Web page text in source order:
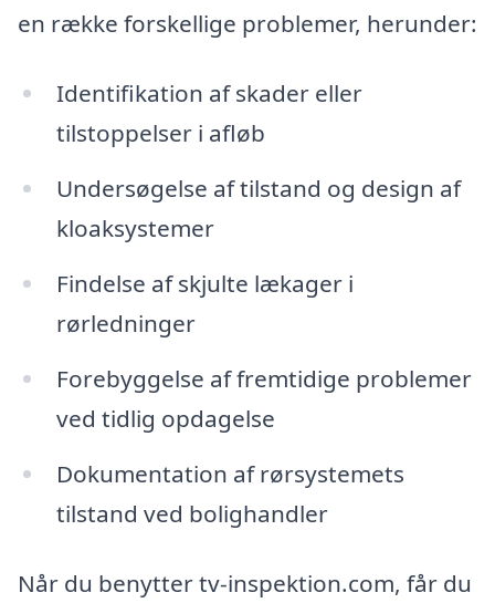
en række forskellige problemer, herunder:
Identifikation af skader eller
tilstoppelser i afløb
Undersøgelse af tilstand og design af
kloaksystemer
Findelse af skjulte lækager i
rørledninger
Forebyggelse af fremtidige problemer
ved tidlig opdagelse
Dokumentation af rørsystemets
tilstand ved bolighandler
Når du benytter tv-inspektion.com, får du